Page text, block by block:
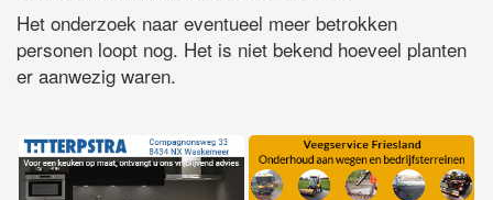
Het onderzoek naar eventueel meer betrokken
personen loopt nog. Het is niet bekend hoeveel planten
er aanwezig waren.